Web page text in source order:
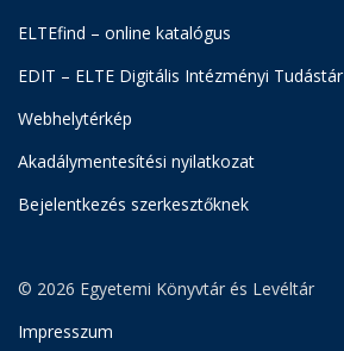
ELTEfind – online katalógus
EDIT – ELTE Digitális Intézményi Tudástár
Webhelytérkép
Akadálymentesítési nyilatkozat
Bejelentkezés szerkesztőknek
© 2026 Egyetemi Könyvtár és Levéltár
Impresszum